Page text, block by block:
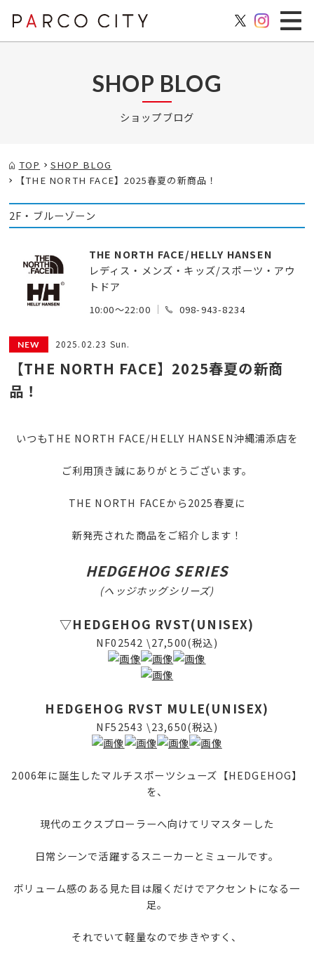
SHOP BLOG
ショップブログ
TOP
SHOP BLOG
【THE NORTH FACE】2025春夏の新商品！
2F・ブルーゾーン
THE NORTH FACE/HELLY HANSEN
レディス・メンズ・キッズ/スポーツ・アウ
トドア
10:00～22:00 098-943-8234
2025.02.23 Sun.
【THE NORTH FACE】2025春夏の新商
品！
いつもTHE NORTH FACE/HELLY HANSEN沖縄浦添店を
ご利用頂き誠にありがとうございます。
THE NORTH FACEから2025春夏に
新発売された商品をご紹介します！
HEDGEHOG SERIES
(ヘッジホッグシリーズ)
▽HEDGEHOG RVST(UNISEX)
NF02542 \27,500(税込)
HEDGEHOG RVST MULE(UNISEX)
NF52543 \23,650(税込)
2006年に誕生したマルチスポーツシューズ【HEDGEHOG】
を、
現代のエクスプローラーへ向けてリマスターした
日常シーンで活躍するスニーカーとミュールです。
ボリューム感のある見た目は履くだけでアクセントになる一
足。
それでいて軽量なので歩きやすく、